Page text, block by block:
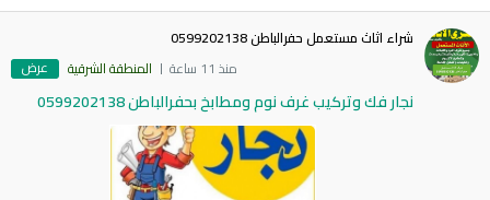
شراء اثاث مستعمل حفرالباطن 0599202138
منذ 11 ساعة
المنطقة الشرقية عرض
نجار فك وتركيب غرف نوم ومطابخ بحفرالباطن 0599202138